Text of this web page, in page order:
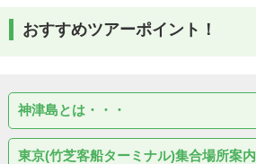
おすすめツアーポイント！
神津島とは・・・
東京(竹芝客船ターミナル)集合場所案内